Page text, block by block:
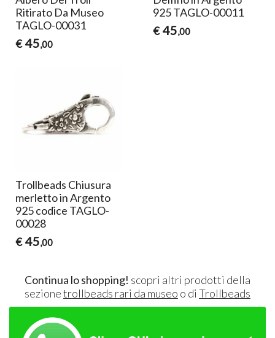
Ritirato Da Museo
TAGLO-00031
€ 45,00
925 TAGLO-00011
€ 45,00
Trollbeads Chiusura
merletto in Argento
925 codice TAGLO-
00028
€ 45,00
Continua lo shopping! scopri altri prodotti della
sezionetrollbeads rari da museo o di Trollbeads